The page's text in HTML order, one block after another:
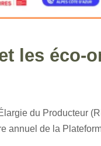
les éco-
du Producteur
de la